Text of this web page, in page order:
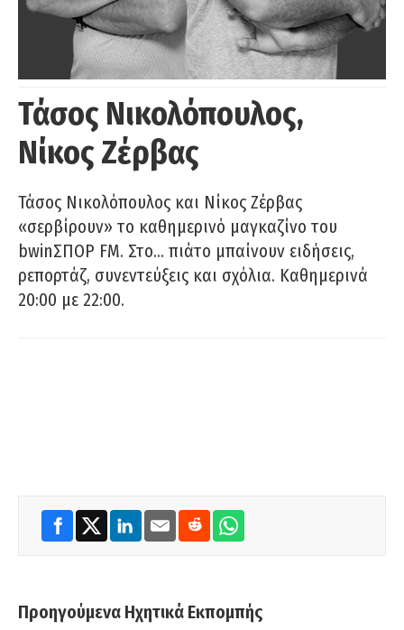
Τάσος Νικολόπουλος,
Νίκος Ζέρβας
Τάσος Νικολόπουλος και Νίκος Ζέρβας
«σερβίρουν» το καθημερινό μαγκαζίνο του
bwinΣΠΟΡ FM. Στο… πιάτο μπαίνουν ειδήσεις,
ρεπορτάζ, συνεντεύξεις και σχόλια. Καθημερινά
20:00 με 22:00.
Προηγούμενα Ηχητικά Εκπομπής